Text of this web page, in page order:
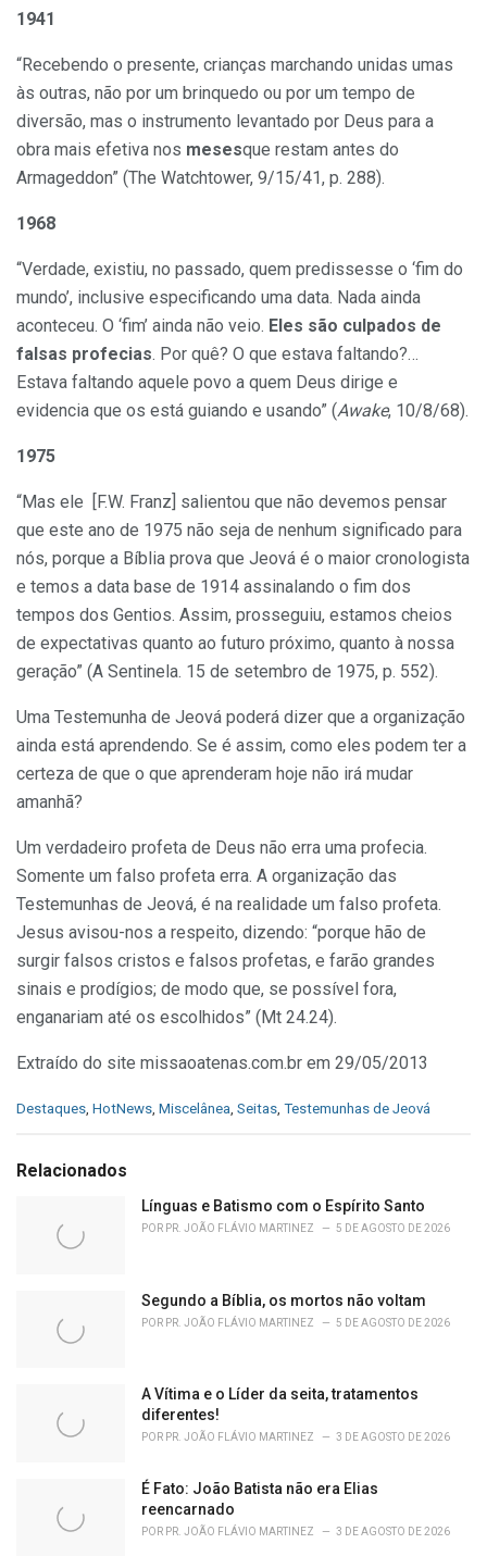
1941
“Recebendo o presente, crianças marchando unidas umas
às outras, não por um brinquedo ou por um tempo de
diversão, mas o instrumento levantado por Deus para a
obra mais efetiva nos mesesque restam antes do
Armageddon” (The Watchtower, 9/15/41, p. 288).
1968
“Verdade, existiu, no passado, quem predissesse o ‘fim do
mundo’, inclusive especificando uma data. Nada ainda
aconteceu. O ‘fim’ ainda não veio. Eles são culpados de
falsas profecias. Por quê? O que estava faltando?…
Estava faltando aquele povo a quem Deus dirige e
evidencia que os está guiando e usando” (Awake, 10/8/68).
1975
“Mas ele [F.W. Franz] salientou que não devemos pensar
que este ano de 1975 não seja de nenhum significado para
nós, porque a Bíblia prova que Jeová é o maior cronologista
e temos a data base de 1914 assinalando o fim dos
tempos dos Gentios. Assim, prosseguiu, estamos cheios
de expectativas quanto ao futuro próximo, quanto à nossa
geração” (A Sentinela. 15 de setembro de 1975, p. 552).
Uma Testemunha de Jeová poderá dizer que a organização
ainda está aprendendo. Se é assim, como eles podem ter a
certeza de que o que aprenderam hoje não irá mudar
amanhã?
Um verdadeiro profeta de Deus não erra uma profecia.
Somente um falso profeta erra. A organização das
Testemunhas de Jeová, é na realidade um falso profeta.
Jesus avisou-nos a respeito, dizendo: “porque hão de
surgir falsos cristos e falsos profetas, e farão grandes
sinais e prodígios; de modo que, se possível fora,
enganariam até os escolhidos” (Mt 24.24).
Extraído do site missaoatenas.com.br em 29/05/2013
C
e
Destaques HotNews Miscelânea Seitas Testemunhas de Jeová
Relacionados
Línguas e Batismo com o Espírito Santo
POR PR. JOÃO FLÁVIO MARTINEZ 5 DE AGOSTO DE 2026
Segundo a Bíblia, os mortos não voltam
POR PR. JOÃO FLÁVIO MARTINEZ 5 DE AGOSTO DE 2026
A Vítima e o Líder da seita, tratamentos
diferentes!
POR PR. JOÃO FLÁVIO MARTINEZ 3 DE AGOSTO DE 2026
É Fato: João Batista não era Elias
reencarnado
POR PR. JOÃO FLÁVIO MARTINEZ 3 DE AGOSTO DE 2026